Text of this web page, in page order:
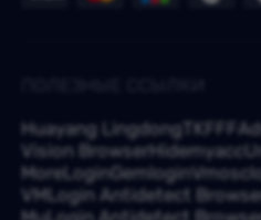
Huayang Lingdong TKFFF
Vision BrowserHidemyacc
MoreLoginGemlogin
VMLogin Antidetect